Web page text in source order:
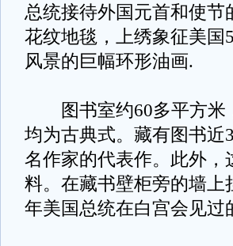
总统接待外国元首和使
花纹地毯，上绣象征美国
风景的巨幅环形油画.
图书室约60多平方米
均为古典式。藏有图书近
名作家的代表作。此外
料。在藏书壁柜旁的墙
年美国总统在白宫会见